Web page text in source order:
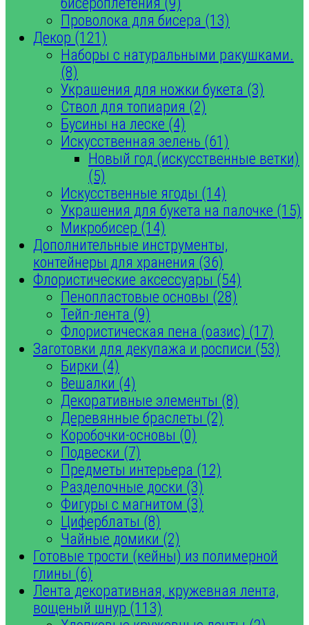
Проволока для бисера (13)
Декор (121)
Наборы с натуральными ракушками.
(8)
Украшения для ножки букета (3)
Ствол для топиария (2)
Бусины на леске (4)
Искусственная зелень (61)
Новый год (искусственные ветки)
(5)
Искусственные ягоды (14)
Украшения для букета на палочке (15)
Микробисер (14)
Дополнительные инструменты,
контейнеры для хранения (36)
Флористические аксессуары (54)
Пенопластовые основы (28)
Тейп-лента (9)
Флористическая пена (оазис) (17)
Заготовки для декупажа и росписи (53)
Бирки (4)
Вешалки (4)
Декоративные элементы (8)
Деревянные браслеты (2)
Коробочки-основы (0)
Подвески (7)
Предметы интерьера (12)
Разделочные доски (3)
Фигуры с магнитом (3)
Циферблаты (8)
Чайные домики (2)
Готовые трости (кейны) из полимерной
глины (6)
Лента декоративная, кружевная лента,
вощеный шнур (113)